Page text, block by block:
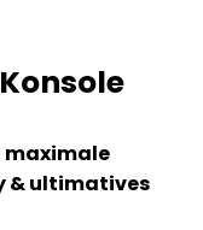
maximale
& ultimatives